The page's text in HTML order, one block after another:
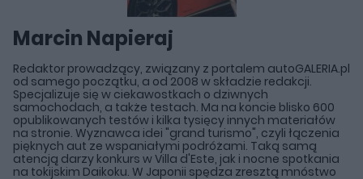
Marcin Napieraj
Redaktor prowadzący, związany z portalem autoGALERIA.pl
od samego początku, a od 2008 w składzie redakcji.
Specjalizuje się w ciekawostkach o dziwnych
samochodach, a także testach. Ma na koncie blisko 600
opublikowanych testów i kilka tysięcy innych materiałów
na stronie. Wyznawca idei "grand turismo", czyli łączenia
pięknych aut ze wspaniałymi podróżami. Taką samą
atencją darzy konkurs w Villa d'Este, jak i nocne spotkania
na tokijskim Daikoku. W Japonii spędza zresztą mnóstwo